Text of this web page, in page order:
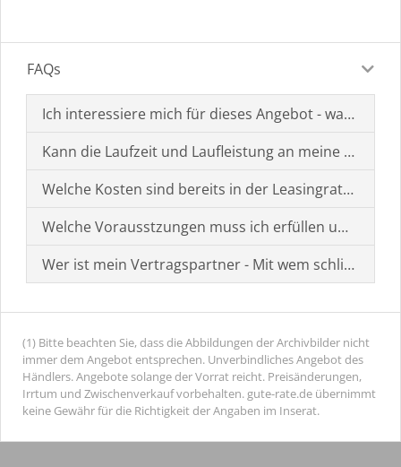
FAQs
Ich interessiere mich für dieses Angebot - was muss
Kann die Laufzeit und Laufleistung an meine
Welche Kosten sind bereits in der Leasingrate
Welche Vorausstzungen muss ich erfüllen um einen
Wer ist mein Vertragspartner - Mit wem schließe ich
(1) Bitte beachten Sie, dass die Abbildungen der Archivbilder nicht
immer dem Angebot entsprechen. Unverbindliches Angebot des
Händlers. Angebote solange der Vorrat reicht. Preisänderungen,
Irrtum und Zwischenverkauf vorbehalten. gute-rate.de übernimmt
keine Gewähr für die Richtigkeit der Angaben im Inserat.